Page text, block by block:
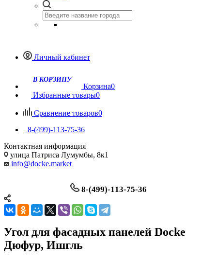
Личный кабинет
Корзина0
Избранные товары0
Сравнение товаров0
8-(499)-113-75-36
Контактная информация
улица Патриса Лумумбы, 8к1
info@docke.market
8-(499)-113-75-36
Угол для фасадных панелей Docke
Дюфур, Ишгль